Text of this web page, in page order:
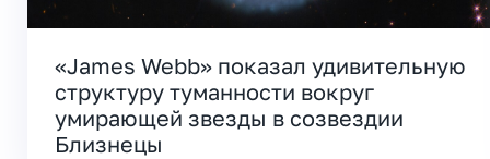
«James Webb» показал удивительную
структуру туманности вокруг
умирающей звезды в созвездии
Близнецы